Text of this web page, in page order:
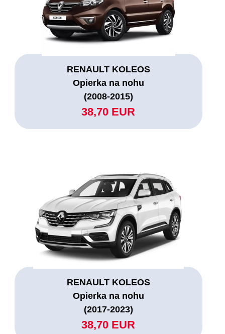
RENAULT KOLEOS
Opierka na nohu
(2008-2015)
38,70 EUR
RENAULT KOLEOS
Opierka na nohu
(2017-2023)
38,70 EUR